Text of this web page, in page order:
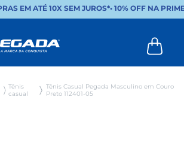
EM ATÉ 10X SEM JUROS*• 10% OFF NA
Tênis
casual
Tênis Casual Pegada Masculino em Couro
Preto 112401-05